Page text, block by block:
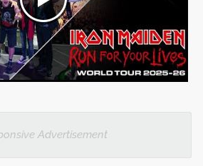
Advertisement